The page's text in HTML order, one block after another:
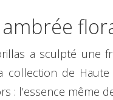
a sculpté une
collection de
: l’essence même